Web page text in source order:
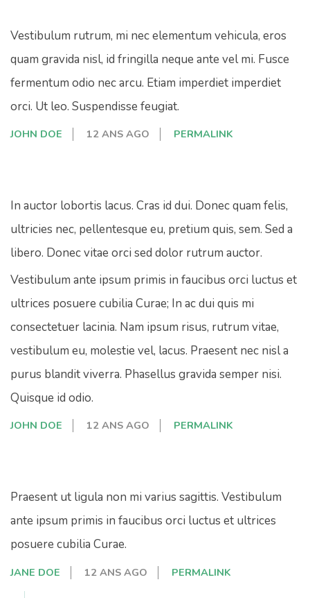
Vestibulum rutrum, mi nec elementum vehicula, eros
quam gravida nisl, id fringilla neque ante vel mi. Fusce
fermentum odio nec arcu. Etiam imperdiet imperdiet
orci. Ut leo. Suspendisse feugiat.
JOHN DOE 12 ANS AGO PERMALINK
In auctor lobortis lacus. Cras id dui. Donec quam felis,
ultricies nec, pellentesque eu, pretium quis, sem. Sed a
libero. Donec vitae orci sed dolor rutrum auctor.
Vestibulum ante ipsum primis in faucibus orci luctus et
ultrices posuere cubilia Curae; In ac dui quis mi
consectetuer lacinia. Nam ipsum risus, rutrum vitae,
vestibulum eu, molestie vel, lacus. Praesent nec nisl a
purus blandit viverra. Phasellus gravida semper nisi.
Quisque id odio.
JOHN DOE 12 ANS AGO PERMALINK
Praesent ut ligula non mi varius sagittis. Vestibulum
ante ipsum primis in faucibus orci luctus et ultrices
posuere cubilia Curae.
JANE DOE 12 ANS AGO PERMALINK